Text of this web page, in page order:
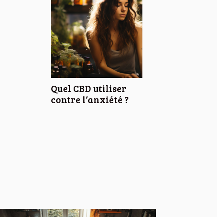
Quel CBD utiliser
contre l’anxiété ?